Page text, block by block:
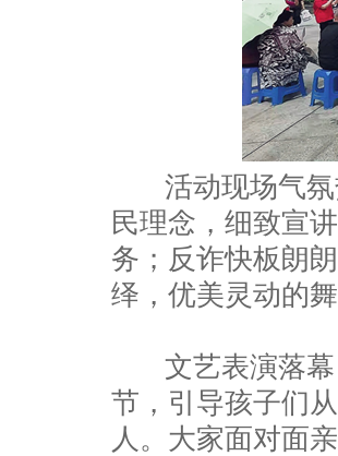
活动现场气氛
民理念，细致宣
务；反诈快板朗
绎，优美灵动的
文艺表演落幕
节，引导孩子们
人。大家面对面